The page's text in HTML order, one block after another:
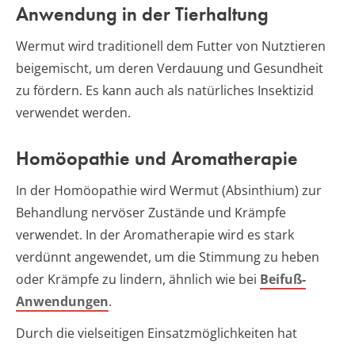
Anwendung in der Tierhaltung
Wermut wird traditionell dem Futter von Nutztieren
beigemischt, um deren Verdauung und Gesundheit
zu fördern. Es kann auch als natürliches Insektizid
verwendet werden.
Homöopathie und Aromatherapie
In der Homöopathie wird Wermut (Absinthium) zur
Behandlung nervöser Zustände und Krämpfe
verwendet. In der Aromatherapie wird es stark
verdünnt angewendet, um die Stimmung zu heben
oder Krämpfe zu lindern, ähnlich wie bei Beifuß-
Anwendungen.
Durch die vielseitigen Einsatzmöglichkeiten hat